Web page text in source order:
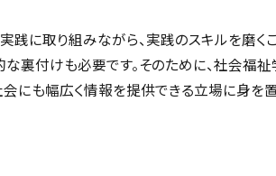
に取り組みながら、実践のスキルを磨く
裏付けも必要です。そのために、社会福
にも幅広く情報を提供できる立場に身を